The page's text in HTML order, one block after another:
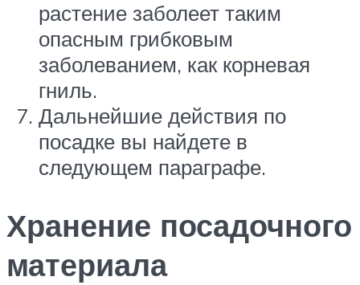
растение заболеет таким
опасным грибковым
заболеванием, как корневая
гниль.
Дальнейшие действия по
посадке вы найдете в
следующем параграфе.
Хранение посадочного
материала